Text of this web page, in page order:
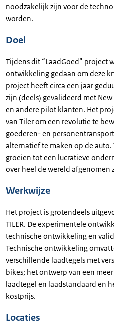
noodzakelijk zijn voor de
worden.
Doel
Tijdens dit “LaadGoed” project
ontwikkeling gedaan om deze
project heeft circa een jaar
zijn (deels) gevalideerd met
en andere pilot klanten. Het
van Tiler om een revolutie te
goederen- en
alternatief te maken op de
groeien tot een lucratieve
over heel de wereld afgenomen
Werkwijze
Het project is grotendeels
TILER. De experimentele
technische ontwikkeling en
Technische ontwikkeling
verschillende laadtegels met
bikes; het ontwerp van een
laadtegel en laadstandaard en
kostprijs.
Locaties